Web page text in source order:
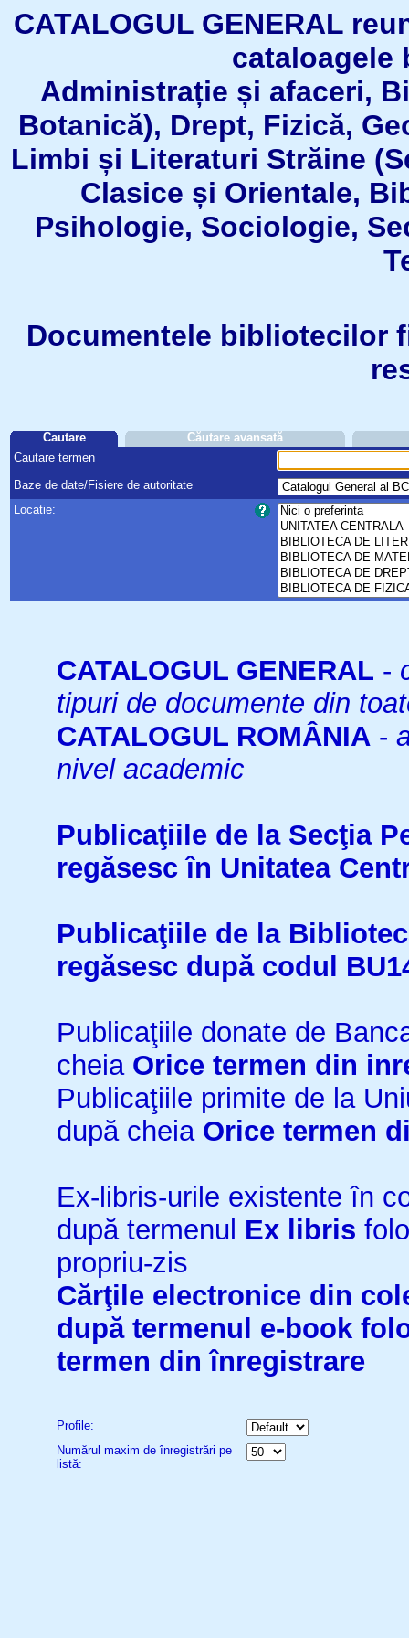
CATALOGUL GENERAL
Administrație și afaceri,
Botanică), Drept, Fizică,
Limbi și Literaturi Străine
Clasice și Orientale,
Psihologie, Sociologie,
Documentele bibliotecilor
Cautare
Căutare avansată
Cautare termen
Baze de date/Fisiere de autoritate
Locatie:
CATALOGUL GENERAL -
tipuri de documente din
CATALOGUL ROMÂNIA -
nivel academic
Publicaţiile de la Secţia
regăsesc în Unitatea
Publicaţiile de la
regăsesc după codul
Publicaţiile donate de
cheia Orice termen din
Publicaţiile primite de la
după cheia Orice termen
Ex-libris-urile existente în
după termenul Ex libris
propriu-zis
Cărţile electronice din
după termenul e-book
termen din înregistrare
Profile:
Numărul maxim de înregistrări pe
listă: